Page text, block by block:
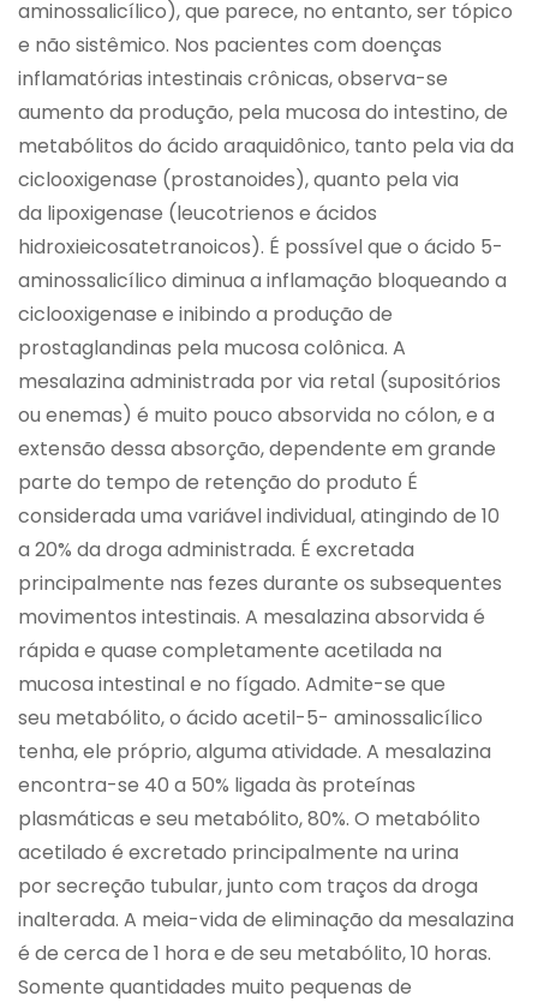
aminossalicílico), que parece, no entanto, ser tópico
e não sistêmico. Nos pacientes com doenças
inflamatórias intestinais crônicas, observa-se
aumento da produção, pela mucosa do intestino, de
metabólitos do ácido araquidônico, tanto pela via da
ciclooxigenase (prostanoides), quanto pela via
da lipoxigenase (leucotrienos e ácidos
hidroxieicosatetranoicos). É possível que o ácido 5-
aminossalicílico diminua a inflamação bloqueando a
ciclooxigenase e inibindo a produção de
prostaglandinas pela mucosa colônica. A
mesalazina administrada por via retal (supositórios
ou enemas) é muito pouco absorvida no cólon, e a
extensão dessa absorção, dependente em grande
parte do tempo de retenção do produto É
considerada uma variável individual, atingindo de 10
a 20% da droga administrada. É excretada
principalmente nas fezes durante os subsequentes
movimentos intestinais. A mesalazina absorvida é
rápida e quase completamente acetilada na
mucosa intestinal e no fígado. Admite-se que
seu metabólito, o ácido acetil-5- aminossalicílico
tenha, ele próprio, alguma atividade. A mesalazina
encontra-se 40 a 50% ligada às proteínas
plasmáticas e seu metabólito, 80%. O metabólito
acetilado é excretado principalmente na urina
por secreção tubular, junto com traços da droga
inalterada. A meia-vida de eliminação da mesalazina
é de cerca de 1 hora e de seu metabólito, 10 horas.
Somente quantidades muito pequenas de